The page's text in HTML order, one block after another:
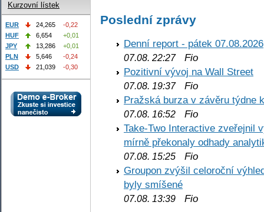
Poslední zprávy
Denní report - pátek 07.08.2026
07.08. 22:27Fio
Pozitivní vývoj na Wall Street
07.08. 19:37Fio
Pražská burza v závěru týdne
07.08. 16:52 Fio
Take-Two Interactive zveřejnil
mírně překonaly odhady
07.08. 15:25 Fio
Groupon zvýšil celoroční
byly smíšené
07.08. 13:39 Fio
Kurzovní lístek
EUR 24,265
-0,22
HUF
6,654
+0,01
JPY
13,286
+0,01
PLN
5,646
-0,24
USD
21,039 -0,30